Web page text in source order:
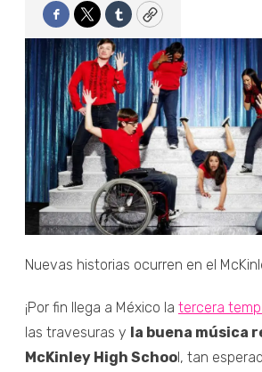
Facebook
TwitterTumblrCopy
Nuevas historias ocurren en el
¡Por fin llega a México la tercera
las travesuras y la buena música
McKinley High School, tan